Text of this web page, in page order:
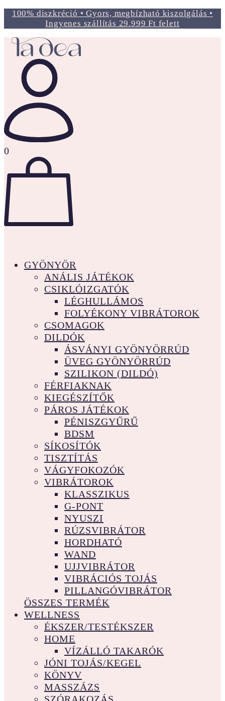
100% diszkréció • Gyors, megbízható kiszolgálás •
Ingyenes szállítás 29.999 Ft felett
0
GYÖNYÖR
ANÁLIS JÁTÉKOK
CSIKLÓIZGATÓK
LÉGHULLÁMOS
FOLYÉKONY VIBRÁTOROK
CSOMAGOK
DILDÓK
ÁSVÁNYI GYÖNYÖRRÚD
ÜVEG GYÖNYÖRRÚD
SZILIKON (DILDÓ)
FÉRFIAKNAK
KIEGÉSZÍTŐK
PÁROS JÁTÉKOK
PÉNISZGYŰRŰ
BDSM
SÍKOSÍTÓK
TISZTÍTÁS
VÁGYFOKOZÓK
VIBRÁTOROK
KLASSZIKUS
G-PONT
NYUSZI
RÚZSVIBRÁTOR
HORDHATÓ
WAND
UJJVIBRÁTOR
VIBRÁCIÓS TOJÁS
PILLANGÓVIBRÁTOR
ÖSSZES TERMÉK
WELLNESS
ÉKSZER/TESTÉKSZER
HOME
VÍZÁLLÓ TAKARÓK
JÓNI TOJÁS/KEGEL
KÖNYV
MASSZÁZS